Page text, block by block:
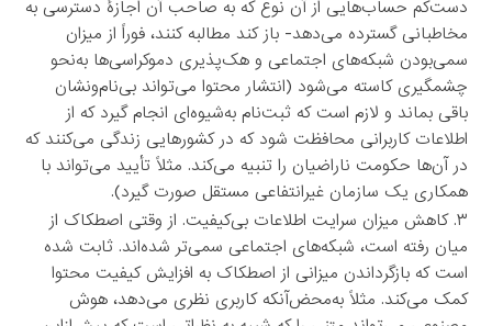
دست‌کم حساب‌هایی از آن نوع که به صاحب آن اجازۀ دسترسی به
مخاطبانی گسترده می‌دهد- باز کند مطالبه کنند، فوراً از میزان
سمی‌بودن شبکه‌های اجتماعی و هک‌پذیری دموکراسی‌ها به‌نحو
چشمگیری کاسته می‌شود (انتشار محتوا می‌تواند بی‌نام‌ونشان
باقی بماند و لازم است که ثبت‌نام به‌شیوه‌ای انجام گیرد که از
اطلاعات کاربرانی محافظت شود که در کشورهایی زندگی می‌کنند که
در آن‌ها حکومت ناراضیان را تنبیه می‌کند. مثلاً تأیید می‌تواند با
همکاری یک سازمان غیرانتفاعی مستقل صورت گیرد).
۳. کاهش میزان سرایت اطلاعات بی‌کیفیت. از وقتی اصطکاک از
میان رفته است، شبکه‌های اجتماعی سمی‌تر شده‌اند. ثابت شده
است که بازگرداندن میزانی از اصطکاک به افزایش کیفیت محتوا
کمک می‌کند. مثلاً به‌محض‌آنکه کاربری نظری می‌دهد، هوش